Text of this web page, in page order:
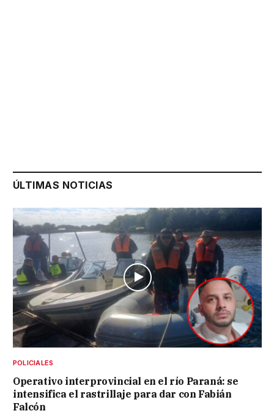
ÚLTIMAS NOTICIAS
POLICIALES
Operativo interprovincial en el río Paraná: se
intensifica el rastrillaje para dar con Fabián
Falcón